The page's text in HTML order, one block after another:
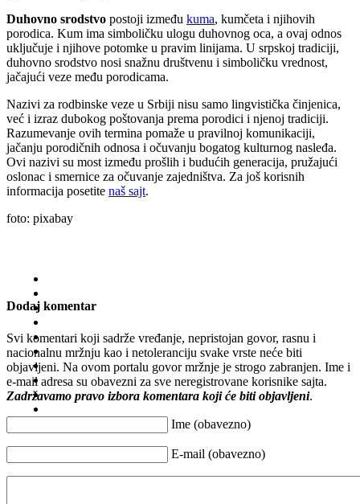
Duhovno srodstvo postoji između kuma, kumčeta i njihovih
porodica. Kum ima simboličku ulogu duhovnog oca, a ovaj odnos
uključuje i njihove potomke u pravim linijama. U srpskoj tradiciji,
duhovno srodstvo nosi snažnu društvenu i simboličku vrednost,
jačajući veze među porodicama.
Nazivi za rodbinske veze u Srbiji nisu samo lingvistička činjenica,
već i izraz dubokog poštovanja prema porodici i njenoj tradiciji.
Razumevanje ovih termina pomaže u pravilnoj komunikaciji,
jačanju porodičnih odnosa i očuvanju bogatog kulturnog nasleđa.
Ovi nazivi su most između prošlih i budućih generacija, pružajući
oslonac i smernice za očuvanje zajedništva. Za još korisnih
informacija posetite naš sajt.
foto: pixabay
Dodaj komentar
Svi komentari koji sadrže vređanje, nepristojan govor, rasnu i
nacionalnu mržnju kao i netoleranciju svake vrste neće biti
objavljeni. Na ovom portalu govor mržnje je strogo zabranjen. Ime i
e-mail adresa su obavezni za sve neregistrovane korisnike sajta.
Zadržavamo pravo izbora komentara koji će biti objavljeni.
Ime (obavezno)
E-mail (obavezno)